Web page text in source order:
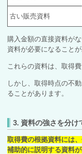
古い販売資料
購入金額の直接資料が
資料が必要になることが
これらの資料は、取得
しかし、取得時点の不
ることがあります。
3. 資料の強さを分け
取得費の根拠資料には
補助的に説明する資料が